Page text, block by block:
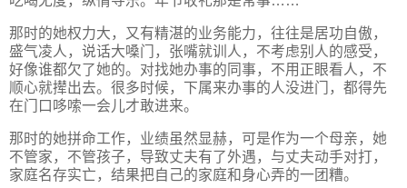
那时的她权力大，又有精湛的业务能力，往往是居功自傲，
盛气凌人，说话大嗓门，张嘴就训人，不考虑别人的感受，
好像谁都欠了她的。对找她办事的同事，不用正眼看人，不
顺心就撵出去。很多时候，下属来办事的人没进门，都得先
在门口哆嗦一会儿才敢进来。
那时的她拼命工作，业绩虽然显赫，可是作为一个母亲，她
不管家，不管孩子，导致丈夫有了外遇，与丈夫动手对打，
家庭名存实亡，结果把自己的家庭和身心弄的一团糟。